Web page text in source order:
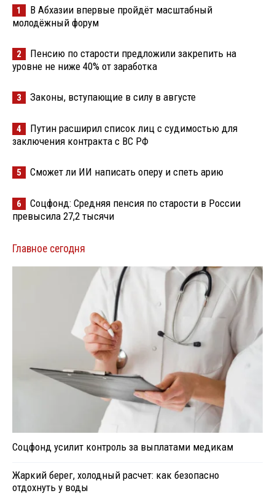
1
В Абхазии впервые пройдёт масштабный
молодёжный форум
2
Пенсию по старости предложили закрепить на
уровне не ниже 40% от заработка
3 Законы, вступающие в силу в августе
4
Путин расширил список лиц с судимостью для
заключения контракта с ВС РФ
5 Сможет ли ИИ написать оперу и спеть арию
6
Соцфонд: Средняя пенсия по старости в России
превысила 27,2 тысячи
Главное сегодня
Соцфонд усилит контроль за выплатами медикам
Жаркий берег, холодный расчет: как безопасно
отдохнуть у воды